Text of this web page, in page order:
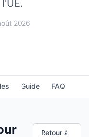
2026
Guide FAQ
Retour à